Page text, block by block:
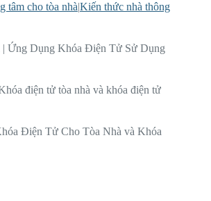
tâm cho tòa nhà|Kiến thức nhà thông
Ứng Dụng Khóa Điện Tử Sử Dụng
điện tử tòa nhà và khóa điện tử
Điện Tử Cho Tòa Nhà và Khóa